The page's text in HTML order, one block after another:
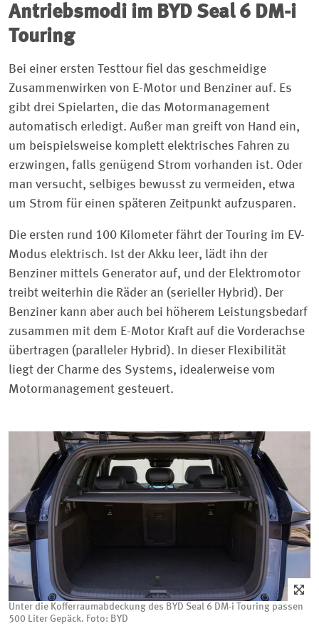
Antriebsmodi im BYD Seal 6 DM-i
Touring
Bei einer ersten Testtour fiel das geschmeidige
Zusammenwirken von E-Motor und Benziner auf. Es
gibt drei Spielarten, die das Motormanagement
automatisch erledigt. Außer man greift von Hand ein,
um beispielsweise komplett elektrisches Fahren zu
erzwingen, falls genügend Strom vorhanden ist. Oder
man versucht, selbiges bewusst zu vermeiden, etwa
um Strom für einen späteren Zeitpunkt aufzusparen.
Die ersten rund 100 Kilometer fährt der Touring im EV-
Modus elektrisch. Ist der Akku leer, lädt ihn der
Benziner mittels Generator auf, und der Elektromotor
treibt weiterhin die Räder an (serieller Hybrid). Der
Benziner kann aber auch bei höherem Leistungsbedarf
zusammen mit dem E-Motor Kraft auf die Vorderachse
übertragen (paralleler Hybrid). In dieser Flexibilität
liegt der Charme des Systems, idealerweise vom
Motormanagement gesteuert.
Unter die Kofferraumabdeckung des BYD Seal 6 DM-i Touring passen
500 Liter Gepäck. Foto: BYD